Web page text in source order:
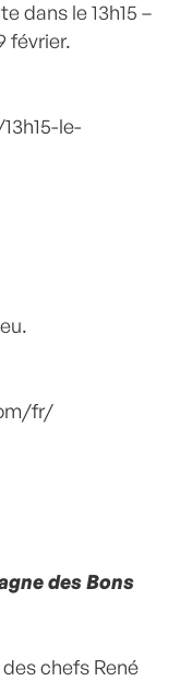
dans le 13h15 –
février.
le-
fr/
des Bons
chefs René